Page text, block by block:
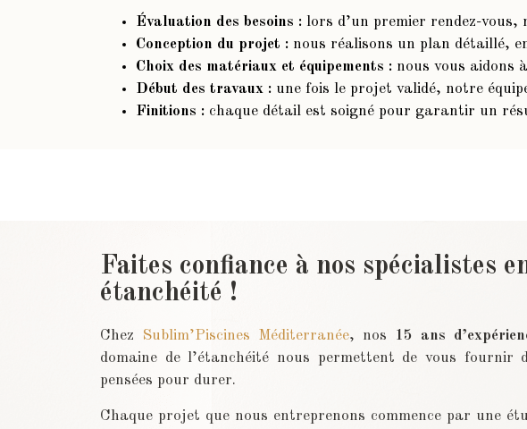
Évaluation des besoins : lors d’un premier rendez-vous,
Conception du projet : nous réalisons un plan détaillé,
Choix des matériaux et équipements : nous vous aidons
Début des travaux : une fois le projet validé, notre
Finitions : chaque détail est soigné pour garantir un
Faites confiance à nos spécialistes
étanchéité !
Chez Sublim’Piscines Méditerranée, nos 15 ans
domaine de l’étanchéité nous permettent de vous fournir
pensées pour durer.
Chaque projet que nous entreprenons commence par une